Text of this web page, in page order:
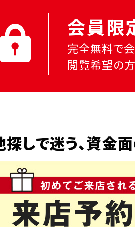
会員限
完全無料で
閲覧希望の
しで迷う、資金